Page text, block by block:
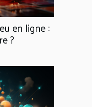
en ligne :
?